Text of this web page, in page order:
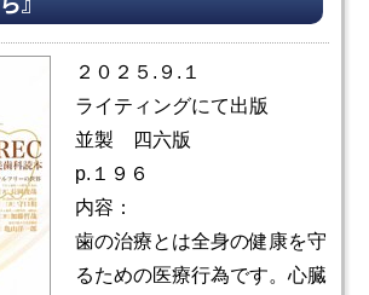
２０２５.９.１
ライティングにて出版
並製 四六版
p.１９６
内容：
歯の治療とは全身の健康を守
るための医療行為です。心臓